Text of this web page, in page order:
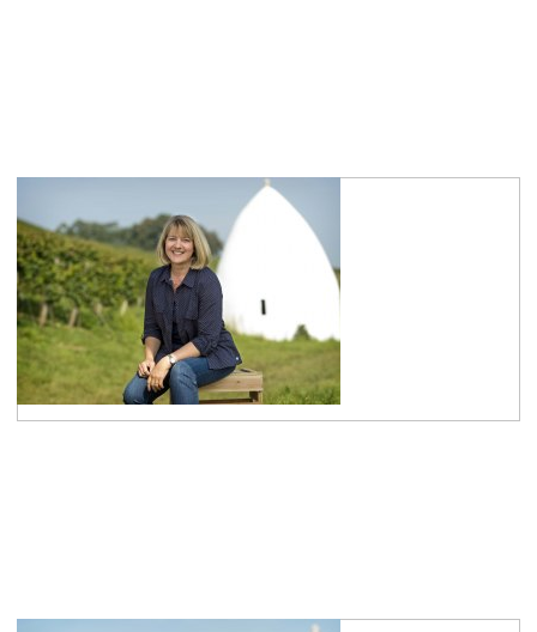
Tanja Drück
Sekretariat Vorstand
mehr erfahren